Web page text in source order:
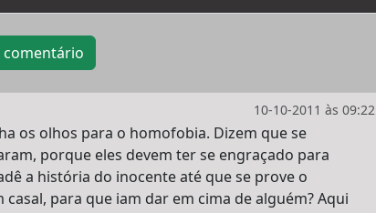
comentário
10-10-2011 às 09:22
os olhos para o homofobia. Dizem que se
porque eles devem ter se engraçado para
a história do inocente até que se prove o
para que iam dar em cima de alguém? Aqui